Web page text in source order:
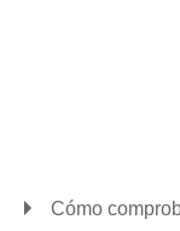
Cómo